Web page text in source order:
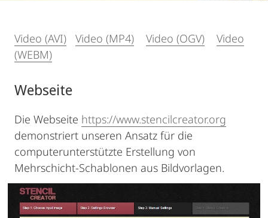
Video (AVI) Video (MP4) Video (OGV)
Video
(WEBM)
Webseite
Die Webseite https://www.stencilcreator.org
demonstriert unseren Ansatz für die
computerunterstützte Erstellung von
Mehrschicht-Schablonen aus Bildvorlagen.